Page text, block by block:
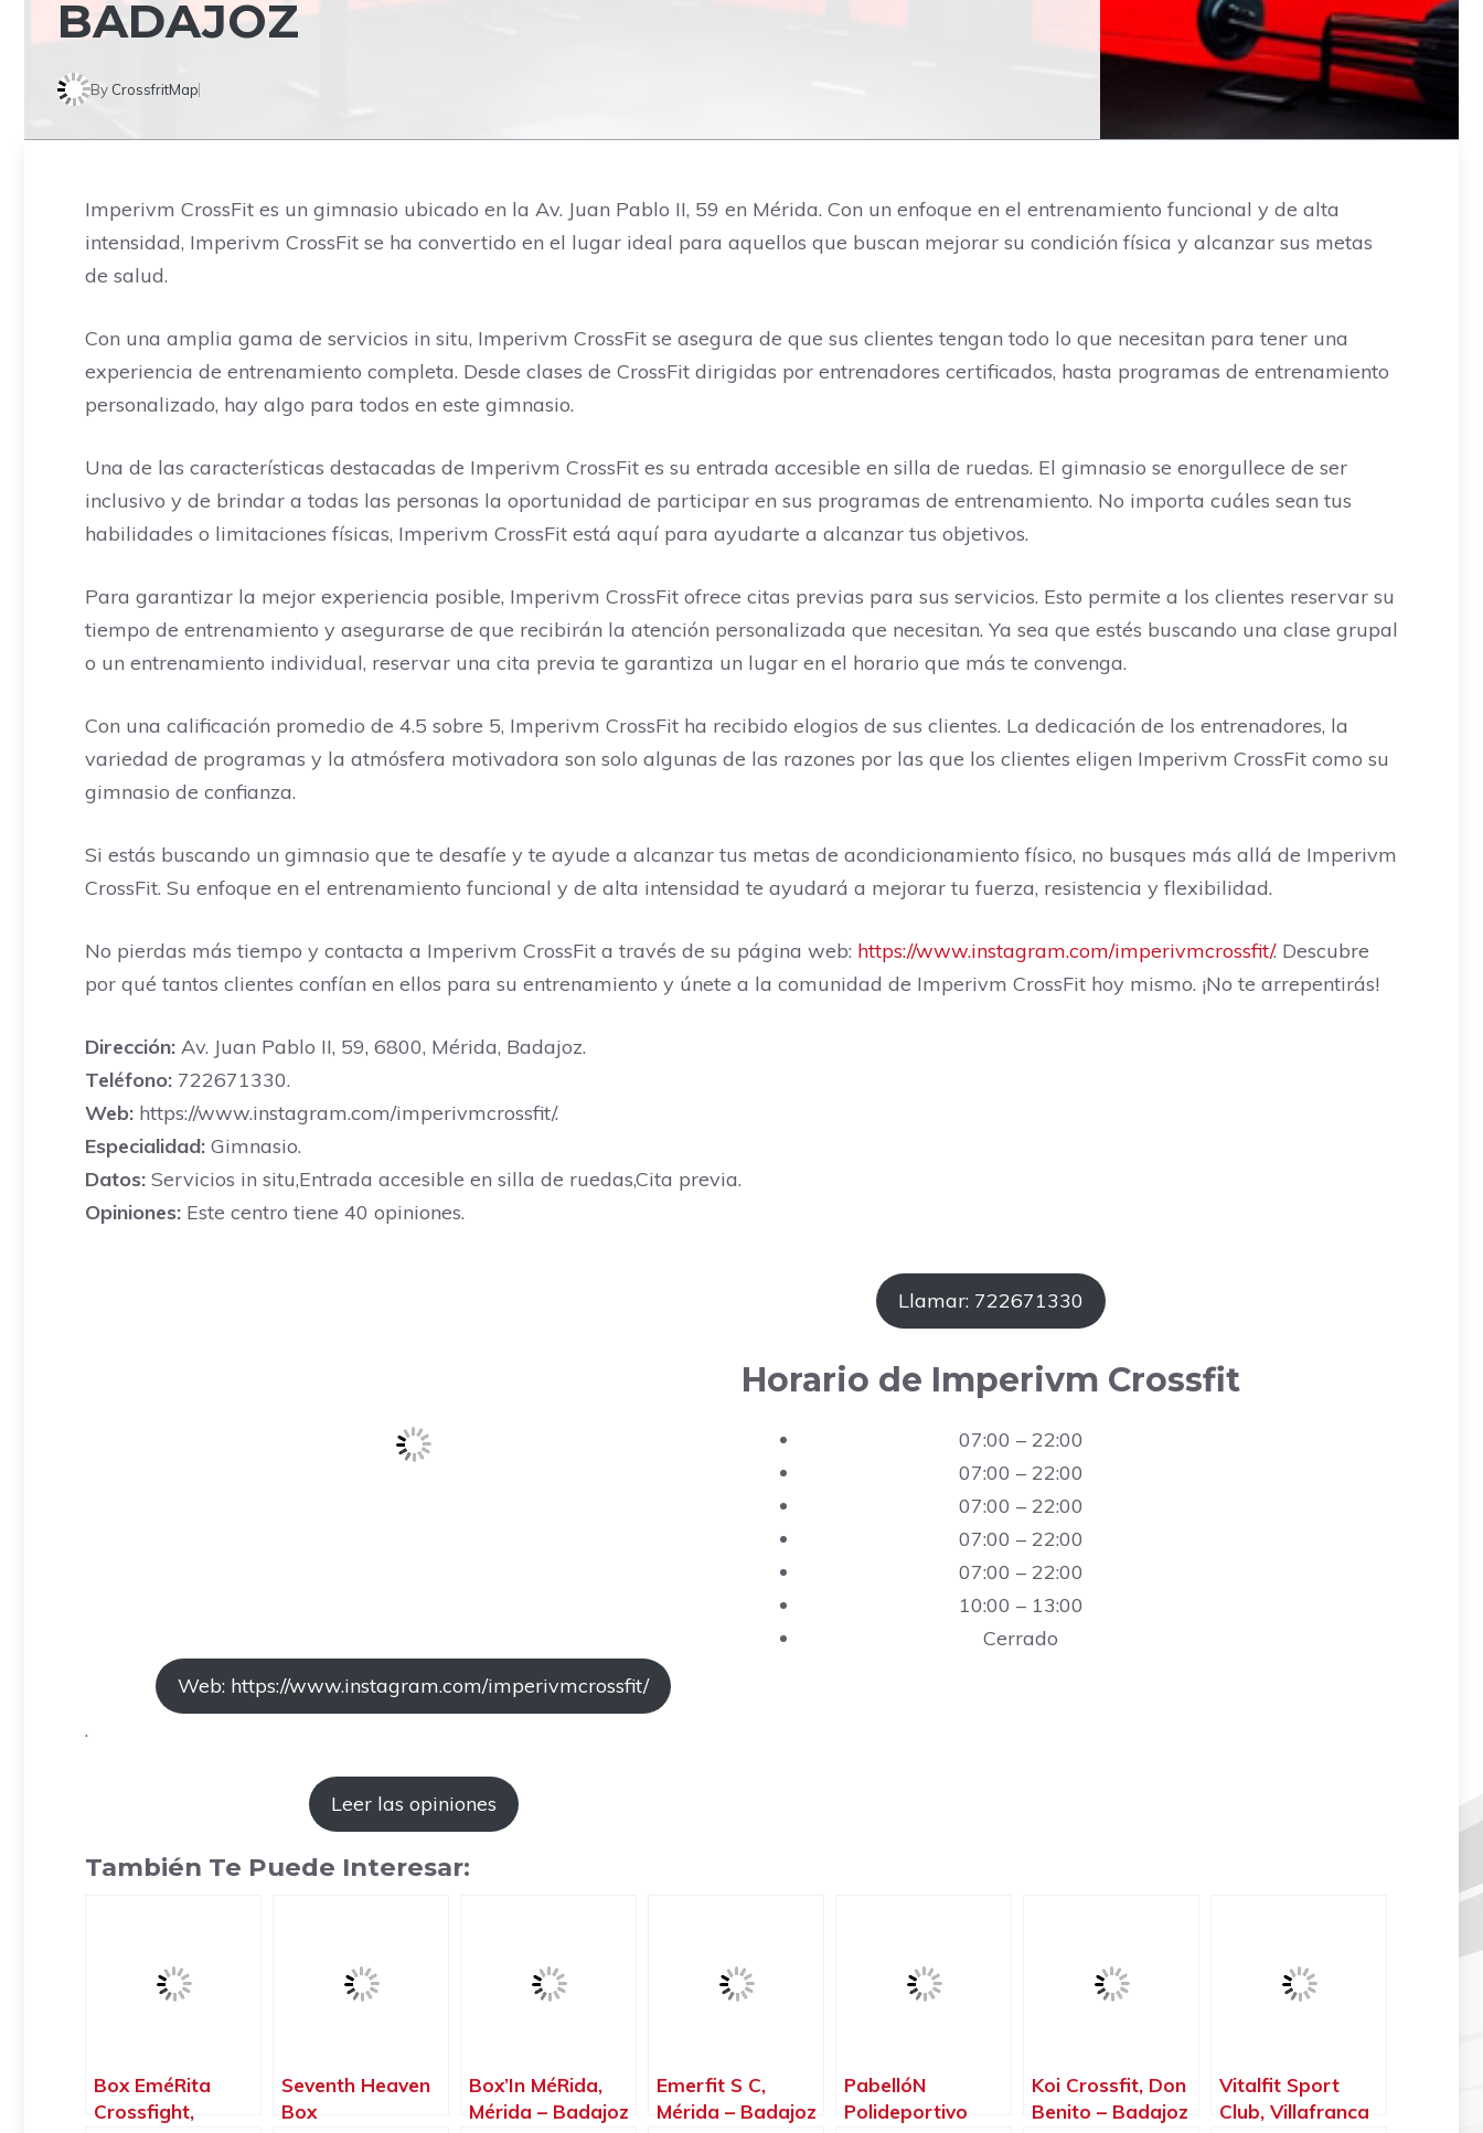
BADAJOZ
By CrossfritMap
Imperivm CrossFit es un gimnasio ubicado en la Av. Juan Pablo II, 59 en Mérida. Con un enfoque en el entrenamiento funcional y de alta
intensidad, Imperivm CrossFit se ha convertido en el lugar ideal para aquellos que buscan mejorar su condición física y alcanzar sus metas
de salud.
Con una amplia gama de servicios in situ, Imperivm CrossFit se asegura de que sus clientes tengan todo lo que necesitan para tener una
experiencia de entrenamiento completa. Desde clases de CrossFit dirigidas por entrenadores certificados, hasta programas de entrenamiento
personalizado, hay algo para todos en este gimnasio.
Una de las características destacadas de Imperivm CrossFit es su entrada accesible en silla de ruedas. El gimnasio se enorgullece de ser
inclusivo y de brindar a todas las personas la oportunidad de participar en sus programas de entrenamiento. No importa cuáles sean tus
habilidades o limitaciones físicas, Imperivm CrossFit está aquí para ayudarte a alcanzar tus objetivos.
Para garantizar la mejor experiencia posible, Imperivm CrossFit ofrece citas previas para sus servicios. Esto permite a los clientes reservar su
tiempo de entrenamiento y asegurarse de que recibirán la atención personalizada que necesitan. Ya sea que estés buscando una clase grupal
o un entrenamiento individual, reservar una cita previa te garantiza un lugar en el horario que más te convenga.
Con una calificación promedio de 4.5 sobre 5, Imperivm CrossFit ha recibido elogios de sus clientes. La dedicación de los entrenadores, la
variedad de programas y la atmósfera motivadora son solo algunas de las razones por las que los clientes eligen Imperivm CrossFit como su
gimnasio de confianza.
Si estás buscando un gimnasio que te desafíe y te ayude a alcanzar tus metas de acondicionamiento físico, no busques más allá de Imperivm
CrossFit. Su enfoque en el entrenamiento funcional y de alta intensidad te ayudará a mejorar tu fuerza, resistencia y flexibilidad.
No pierdas más tiempo y contacta a Imperivm CrossFit a través de su página web: https://www.instagram.com/imperivmcrossfit/. Descubre
por qué tantos clientes confían en ellos para su entrenamiento y únete a la comunidad de Imperivm CrossFit hoy mismo. ¡No te arrepentirás!
Dirección: Av. Juan Pablo II, 59, 6800, Mérida, Badajoz.
Teléfono: 722671330.
Web: https://www.instagram.com/imperivmcrossfit/.
Especialidad: Gimnasio.
Datos: Servicios in situ,Entrada accesible en silla de ruedas,Cita previa.
Opiniones: Este centro tiene 40 opiniones.
Web: https://www.instagram.com/imperivmcrossfit/
.
Leer las opiniones
Llamar: 722671330
Horario de Imperivm Crossfit
07:00 – 22:00
07:00 – 22:00
07:00 – 22:00
07:00 – 22:00
07:00 – 22:00
10:00 – 13:00
Cerrado
También Te Puede Interesar:
Box EméRita
Crossfight,
Seventh Heaven
Box
Box’In MéRida,
Mérida – Badajoz
Emerfit S C,
Mérida – Badajoz
PabellóN
Polideportivo
Koi Crossfit, Don
Benito – Badajoz
Vitalfit Sport
Club, Villafranca